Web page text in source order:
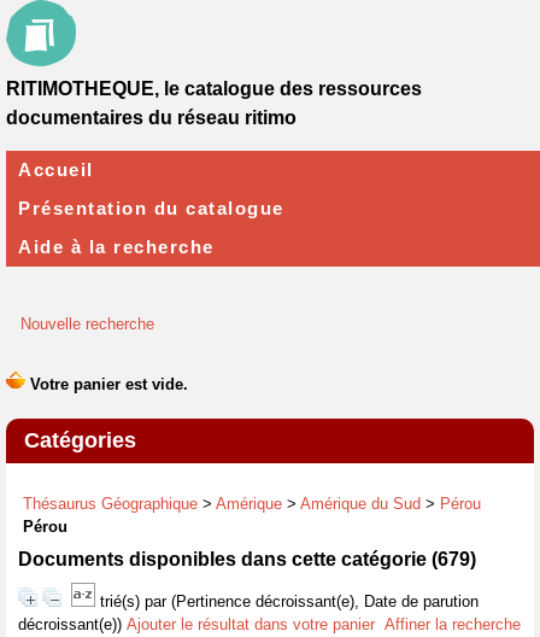
Nouvelle recherche
Catégories
Thésaurus Géographique > Amérique > Amérique du Sud > Pérou
Pérou
Documents disponibles dans cette catégorie (679)
trié(s) par (Pertinence décroissant(e), Date de parution
décroissant(e)) Ajouter le résultat dans votre panier Affiner la recherche
RITIMOTHEQUE, le catalogue des ressources
documentaires du réseau ritimo
Accueil
Présentation du catalogue
Aide à la recherche